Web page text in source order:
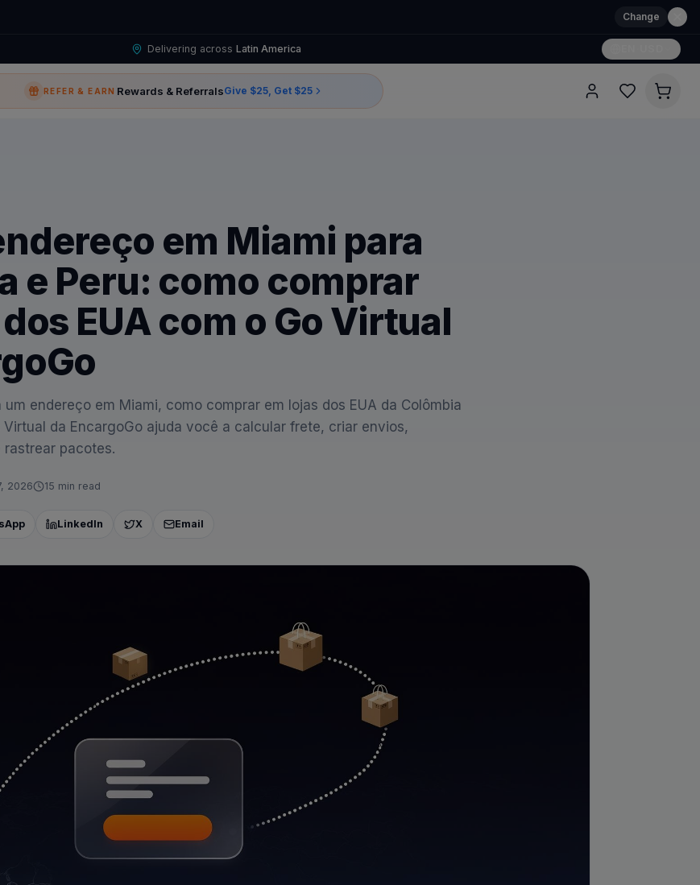
Change
Delivering across Latin America
REFER & EARN Rewards & ReferralsGive $25, Get $25
em Miami para
e Peru: como comprar
EUA com o Go Virtual
endereço em Miami, como comprar em lojas dos EUA da Colômbia
Virtual da EncargoGo ajuda você a calcular frete, criar envios,
pacotes.
2026 15 min read
LinkedIn X Email